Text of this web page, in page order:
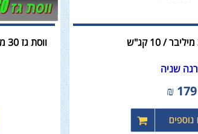
שניה
179
₪
ווסת גז 30 מיליבר / 12 קג"ש - CLESSE צרפת / נובה